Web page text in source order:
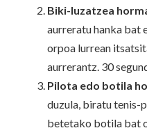
Biki-luzatzea
aurreratu hanka bat
orpoa lurrean
aurrerantz. 30
Pilota edo botila
duzula, biratu tenis-
betetako botila bat